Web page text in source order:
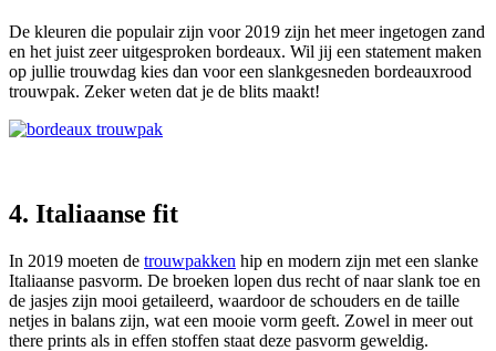
De kleuren die populair zijn voor 2019 zijn het meer ingetogen zand
en het juist zeer uitgesproken bordeaux. Wil jij een statement maken
op jullie trouwdag kies dan voor een slankgesneden bordeauxrood
trouwpak. Zeker weten dat je de blits maakt!
4. Italiaanse fit
In 2019 moeten de trouwpakken hip en modern zijn met een slanke
Italiaanse pasvorm. De broeken lopen dus recht of naar slank toe en
de jasjes zijn mooi getaileerd, waardoor de schouders en de taille
netjes in balans zijn, wat een mooie vorm geeft. Zowel in meer out
there prints als in effen stoffen staat deze pasvorm geweldig.